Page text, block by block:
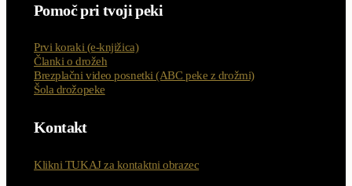
Pomoč pri tvoji peki
Prvi koraki (e-knjižica)
Članki o drožeh
Brezplačni video posnetki (ABC peke z drožmi)
Šola drožopeke
Kontakt
Klikni TUKAJ za kontaktni obrazec